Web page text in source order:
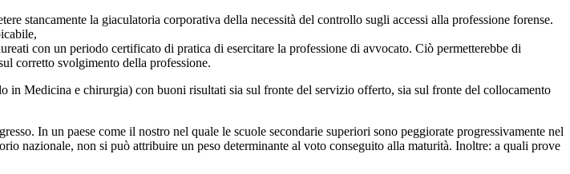
stancamente la giaculatoria corporativa della necessità del controllo sugli accessi alla professione forense.
con un periodo certificato di pratica di esercitare la professione di avvocato. Ciò permetterebbe di
corretto svolgimento della professione.
Medicina e chirurgia) con buoni risultati sia sul fronte del servizio offerto, sia sul fronte del collocamento
In un paese come il nostro nel quale le scuole secondarie superiori sono peggiorate progressivamente nel
nazionale, non si può attribuire un peso determinante al voto conseguito alla maturità. Inoltre: a quali prove